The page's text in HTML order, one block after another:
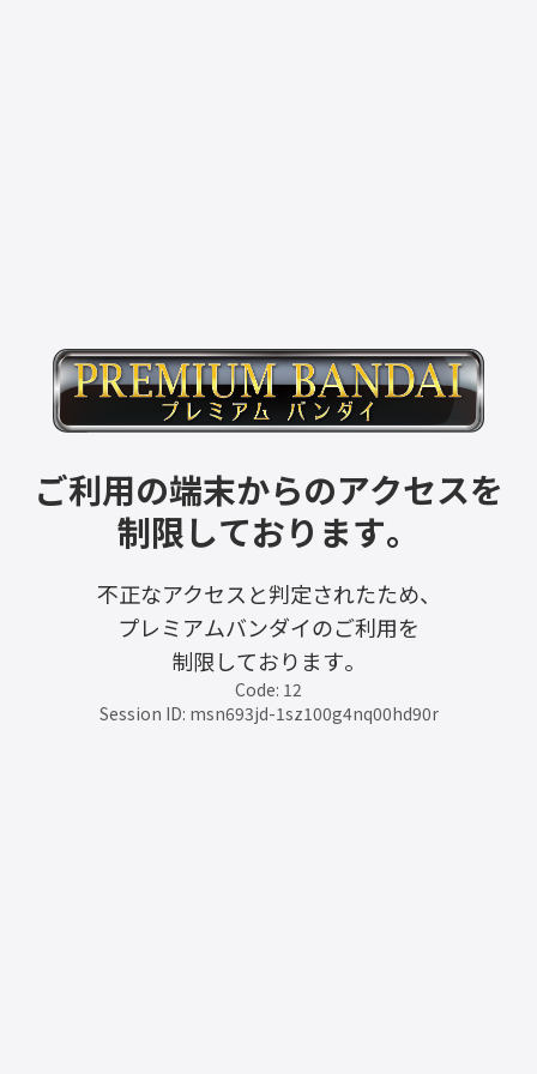
ご利用の端末からのアクセスを
制限しております。
不正なアクセスと判定されたため、
プレミアムバンダイのご利用を
制限しております。
Code: 12
Session ID: msn693jd-1sz100g4nq00hd90r